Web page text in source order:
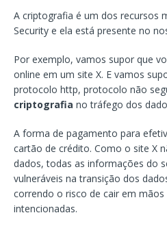
A criptografia é um dos recursos
Security e ela está presente no
Por exemplo, vamos supor que
online em um site X. E vamos
protocolo http, protocolo não
criptografia no tráfego dos
A forma de pagamento para
cartão de crédito. Como o site X
dados, todas as informações do
vulneráveis na transição dos
correndo o risco de cair em mãos
intencionadas.